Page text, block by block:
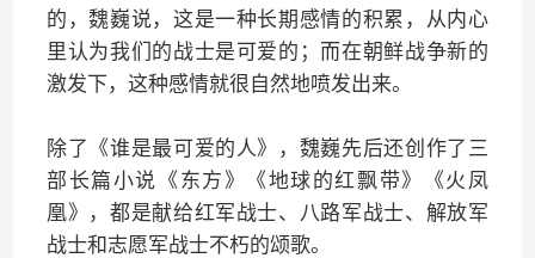
的，魏巍说，这是一种长期感情的积累，从内心
里认为我们的战士是可爱的；而在朝鲜战争新的
激发下，这种感情就很自然地喷发出来。
除了《谁是最可爱的人》，魏巍先后还创作了三
部长篇小说《东方》《地球的红飘带》《火凤
凰》，都是献给红军战士、八路军战士、解放军
战士和志愿军战士不朽的颂歌。